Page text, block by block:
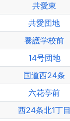
共愛東
共愛団地
養護学校前
14号団地
国道西24条
六花亭前
西24条北1丁目